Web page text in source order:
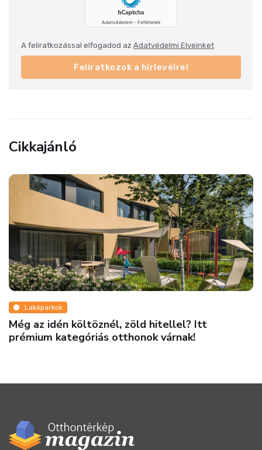
A feliratkozással elfogadod az Adatvédelmi Elveinket
Feliratkozok a hírlevélre!
Cikkajánló
nappali_színe
Kövesd a színtrendet kanapé választáskor!